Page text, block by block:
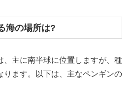
海の場所は?
、主に南半球に位置しますが、種
ります。以下は、主なペンギンの